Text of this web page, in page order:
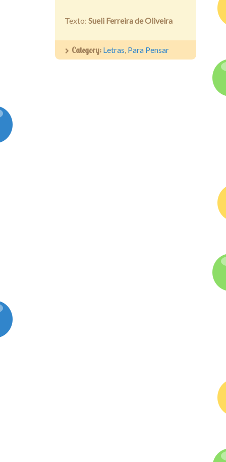
Texto: Sueli Ferreira de Oliveira
Category: Letras, Para Pensar